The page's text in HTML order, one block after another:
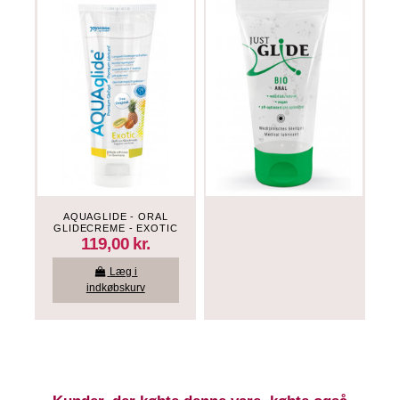
AQUAGLIDE - ORAL
GLIDECREME - EXOTIC
119,00 kr.
Læg i
indkøbskurv